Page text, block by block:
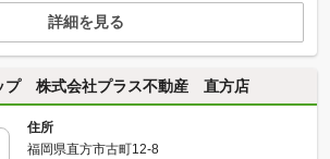
詳細を見る
プ 株式会社プラス不動産 直方店
住所
福岡県直方市古町12-8